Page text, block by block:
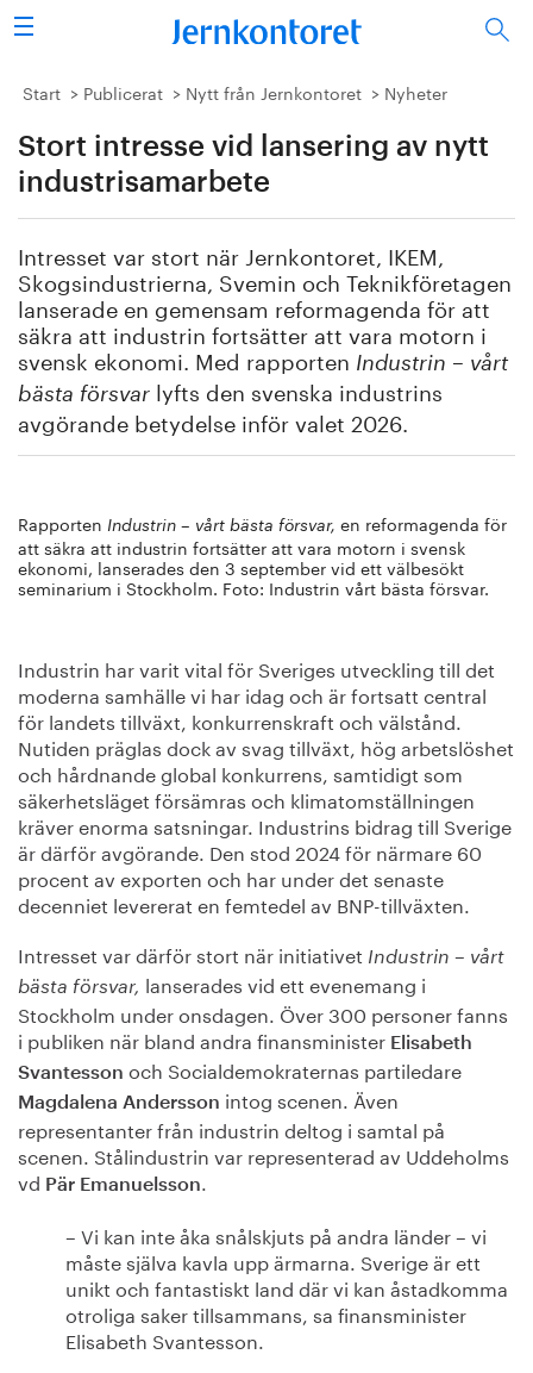
Sök
Stålindustrin
Vision 2050
Energi/miljö
Vi tycker
Publicerat
Bildbank
Start Publicerat Nytt från Jernkontoret Nyheter
Stort intresse vid lansering av nytt
industrisamarbete
Intresset var stort när Jernkontoret, IKEM,
Skogsindustrierna, Svemin och Teknikföretagen
lanserade en gemensam reformagenda för att
säkra att industrin fortsätter att vara motorn i
svensk ekonomi. Med rapporten Industrin – vårt
bästa försvar lyfts den svenska industrins
avgörande betydelse inför valet 2026.
Rapporten Industrin – vårt bästa försvar, en reformagenda för
att säkra att industrin fortsätter att vara motorn i svensk
ekonomi, lanserades den 3 september vid ett välbesökt
seminarium i Stockholm. Foto: Industrin vårt bästa försvar.
Industrin har varit vital för Sveriges utveckling till det
moderna samhälle vi har idag och är fortsatt central
för landets tillväxt, konkurrenskraft och välstånd.
Nutiden präglas dock av svag tillväxt, hög arbetslöshet
och hårdnande global konkurrens, samtidigt som
säkerhetsläget försämras och klimatomställningen
kräver enorma satsningar. Industrins bidrag till Sverige
är därför avgörande. Den stod 2024 för närmare 60
procent av exporten och har under det senaste
decenniet levererat en femtedel av BNP-tillväxten.
Intresset var därför stort när initiativet Industrin – vårt
bästa försvar, lanserades vid ett evenemang i
Stockholm under onsdagen. Över 300 personer fanns
i publiken när bland andra finansminister Elisabeth
Svantesson och Socialdemokraternas partiledare
Magdalena Andersson intog scenen. Även
representanter från industrin deltog i samtal på
scenen. Stålindustrin var representerad av Uddeholms
vd Pär Emanuelsson.
– Vi kan inte åka snålskjuts på andra länder – vi
måste själva kavla upp ärmarna. Sverige är ett
unikt och fantastiskt land där vi kan åstadkomma
otroliga saker tillsammans, sa finansminister
Elisabeth Svantesson.